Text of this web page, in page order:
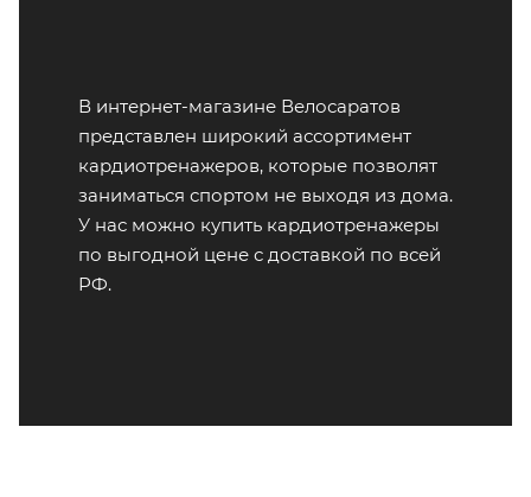
В интернет-магазине Велосаратов
представлен широкий ассортимент
кардиотренажеров, которые позволят
заниматься спортом не выходя из дома.
У нас можно купить кардиотренажеры
по выгодной цене с доставкой по всей
РФ.